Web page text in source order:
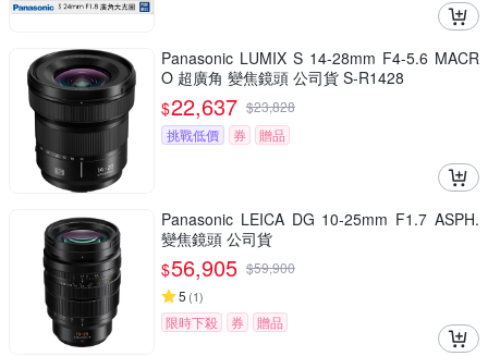
Panasonic LUMIX S 14-28mm F4-5.6 MACR
O 超廣角 變焦鏡頭 公司貨 S-R1428
$22,637 $23,828
挑戰低價
券 贈品
Panasonic LEICA DG 10-25mm F1.7 ASPH.
變焦鏡頭 公司貨
$56,905 $59,900
5 (1)
限時下殺 券 贈品